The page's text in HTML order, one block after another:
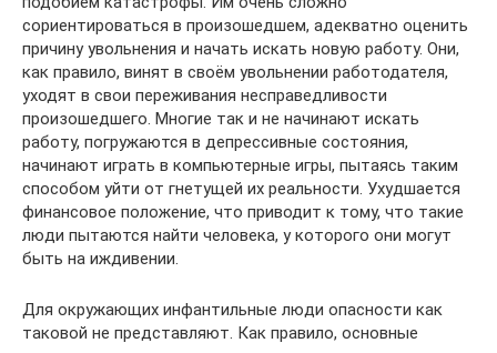
сориентироваться в произошедшем, адекватно оценить
причину увольнения и начать искать новую работу. Они,
как правило, винят в своём увольнении работодателя,
уходят в свои переживания несправедливости
произошедшего. Многие так и не начинают искать
работу, погружаются в депрессивные состояния,
начинают играть в компьютерные игры, пытаясь таким
способом уйти от гнетущей их реальности. Ухудшается
финансовое положение, что приводит к тому, что такие
люди пытаются найти человека, у которого они могут
быть на иждивении.
Для окружающих инфантильные люди опасности как
таковой не представляют. Как правило, основные